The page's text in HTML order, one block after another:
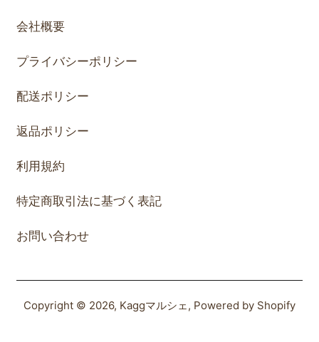
会社概要
プライバシーポリシー
配送ポリシー
返品ポリシー
利用規約
特定商取引法に基づく表記
お問い合わせ
Copyright © 2026, Kaggマルシェ, Powered by Shopify